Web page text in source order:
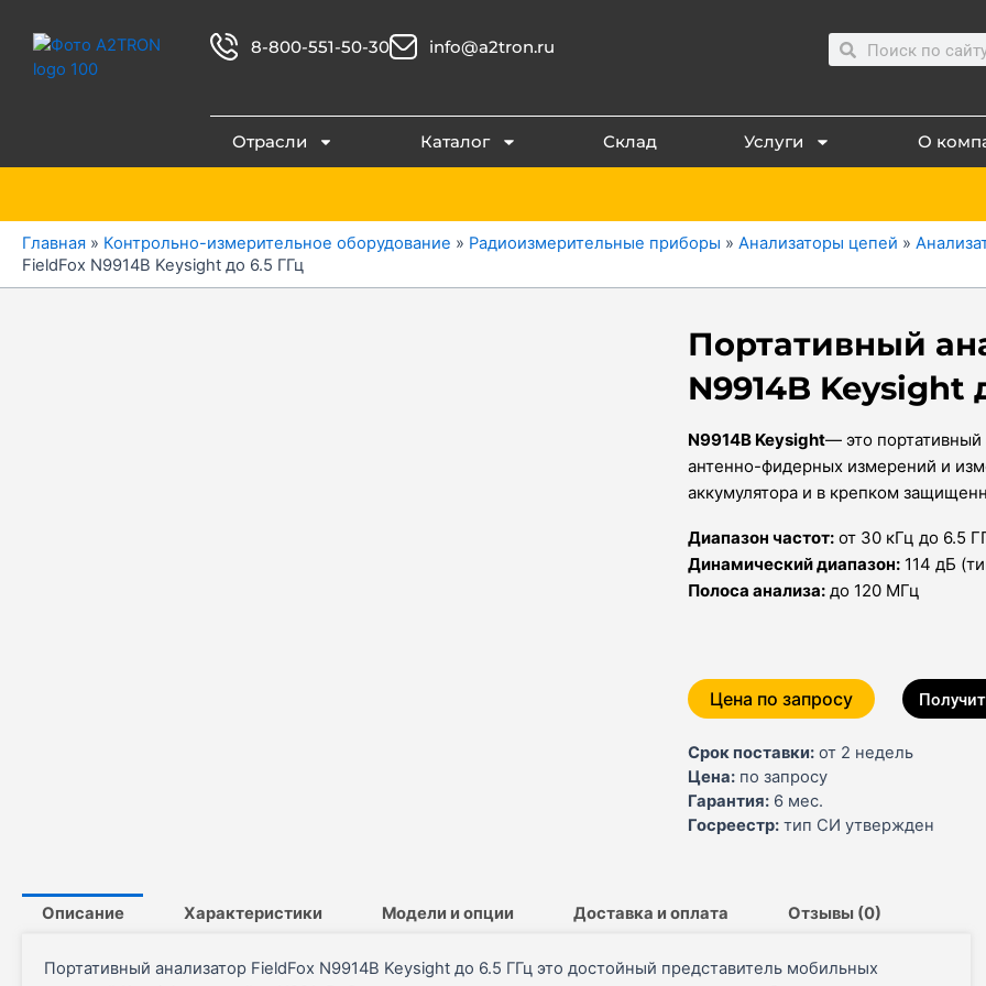
содержимому
8-800-551-50-30 info@a2tron.ru SearchSearch
Отрасли Каталог Склад Услуги О
Главная » Контрольно-измерительное оборудование » Радиоизмерительные приборы » Анализаторы цепей »
FieldFox N9914B Keysight до 6.5 ГГц
Портативный
N9914B Keysight
N9914B Keysight— это портативный
антенно-фидерных измерений и
аккумулятора и в крепком
Диапазон частот: от 30 кГц до 6.5
Динамический диапазон: 114 дБ
Полоса анализа: до 120 МГц
Цена по запросу
Срок поставки: от 2 недель
Цена: по запросу
Гарантия: 6 мес.
Госреестр: тип СИ утвержден
Описание Характеристики Модели и опции Доставка и оплата Отзывы (0)
Портативный анализатор FieldFox N9914B Keysight до 6.5 ГГц это достойный представитель мобильных